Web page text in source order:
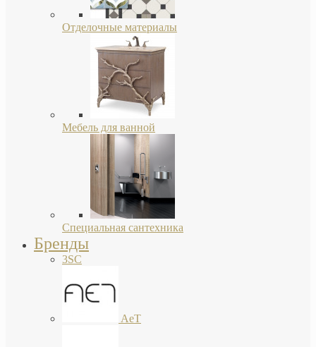
Отделочные материалы
Мебель для ванной
Специальная сантехника
Бренды
3SC
AeT